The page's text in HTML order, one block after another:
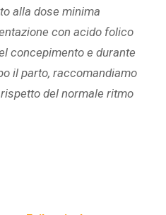
alla dose minima
con acido folico
concepimento e durante
il parto, raccomandiamo
del normale ritmo